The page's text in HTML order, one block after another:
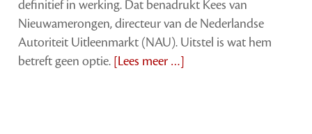
definitief in werking. Dat benadrukt Kees van
Nieuwamerongen, directeur van de Nederlandse
Autoriteit Uitleenmarkt (NAU). Uitstel is wat hem
betreft geen optie. [Lees meer …]